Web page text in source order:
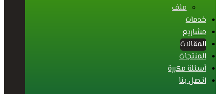
ملف
خدمات
مشاريع
المقالات
المنتجات
أسئلة مكررة
اتصل بنا